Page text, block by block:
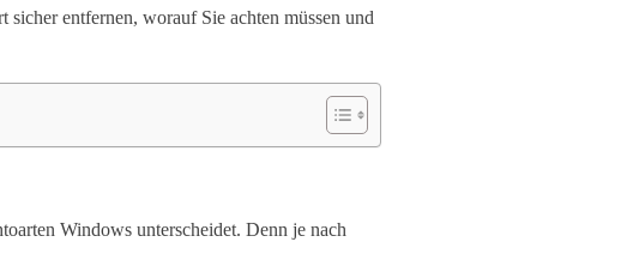
entfernen, worauf Sie achten müssen und
Windows unterscheidet. Denn je nach